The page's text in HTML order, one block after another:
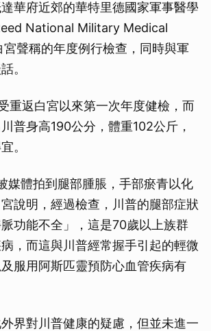
華府近郊的華特里德國家軍事醫學
National Military Medical
聲稱的年度例行檢查，同時與軍
。
重返白宮以來第一次年度健檢，而
普身高190公分，體重102公斤，
。
媒體拍到腿部腫脹，手部瘀青以化
說明，經過檢查，川普的腿部症狀
功能不全」，這是70歲以上族群
，而這與川普經常握手引起的輕微
服用阿斯匹靈預防心血管疾病有
界對川普健康的疑慮，但並未進一